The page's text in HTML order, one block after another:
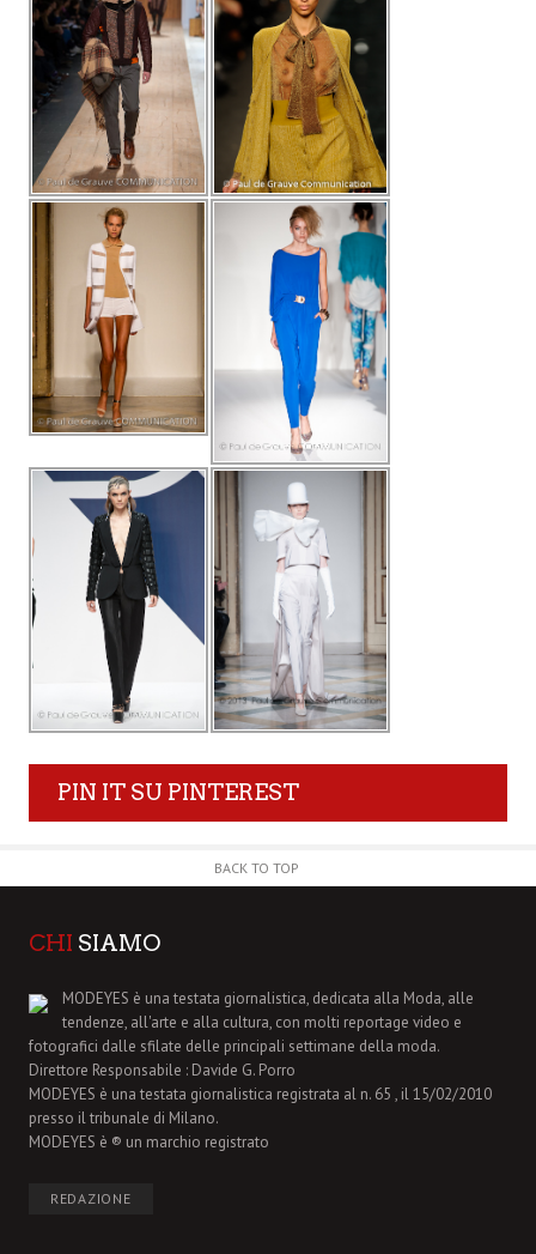
PIN IT SU PINTEREST
BACK TO TOP
CHI SIAMO
MODEYES è una testata giornalistica, dedicata alla Moda, alle
tendenze, all'arte e alla cultura, con molti reportage video e
fotografici dalle sfilate delle principali settimane della moda.
Direttore Responsabile : Davide G. Porro
MODEYES è una testata giornalistica registrata al n. 65 , il 15/02/2010
presso il tribunale di Milano.
MODEYES è ® un marchio registrato
REDAZIONE